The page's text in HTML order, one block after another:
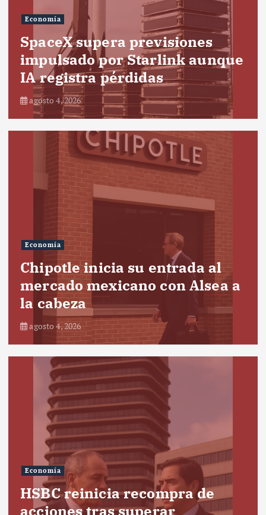
Economía
SpaceX supera previsiones
impulsado por Starlink aunque
IA registra pérdidas
agosto 4, 2026
Economía
Chipotle inicia su entrada al
mercado mexicano con Alsea a
la cabeza
agosto 4, 2026
Economía
HSBC reinicia recompra de
acciones tras superar